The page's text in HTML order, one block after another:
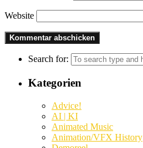
Website
Search for:
Kategorien
Advice!
AI | KI
Animated Music
Animation/VFX History